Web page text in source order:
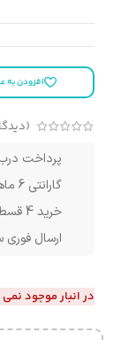
افزودن به
پرداخت
گارانتی 6 ماهه محصولات
خرید 4 قسط با اسنپ پی بدون سود
ارسال فوری
در انبار موجود